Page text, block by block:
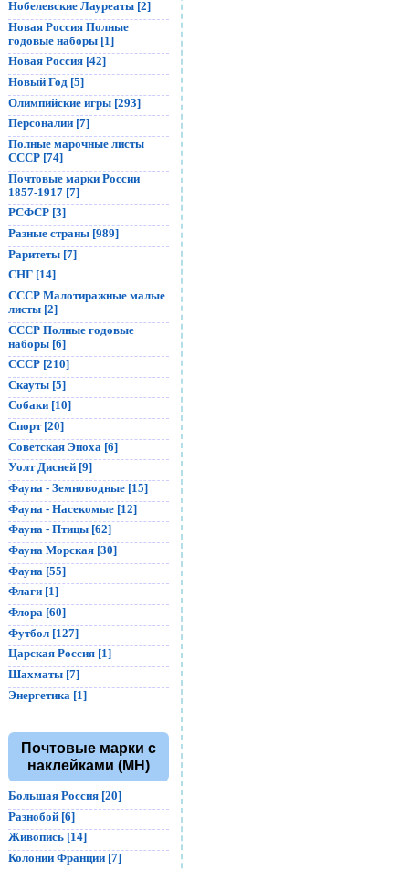
Нобелевские Лауреаты [2]
Новая Россия Полные
годовые наборы [1]
Новая Россия [42]
Новый Год [5]
Олимпийские игры [293]
Персоналии [7]
Полные марочные листы
СССР [74]
Почтовые марки России
1857-1917 [7]
РСФСР [3]
Разные страны [989]
Раритеты [7]
СНГ [14]
СССР Малотиражные малые
листы [2]
СССР Полные годовые
наборы [6]
СССР [210]
Скауты [5]
Собаки [10]
Спорт [20]
Советская Эпоха [6]
Уолт Дисней [9]
Фауна - Земноводные [15]
Фауна - Насекомые [12]
Фауна - Птицы [62]
Фауна Морская [30]
Фауна [55]
Флаги [1]
Флора [60]
Футбол [127]
Царская Россия [1]
Шахматы [7]
Энергетика [1]
Почтовые марки с
наклейками (MH)
Большая Россия [20]
Разнобой [6]
Живопись [14]
Колонии Франции [7]